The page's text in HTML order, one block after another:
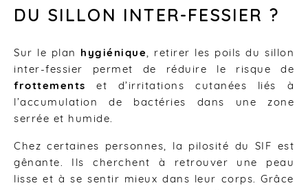
DU SILLON INTER-FESSIER ?
Sur le plan hygiénique, retirer les poils du sillon
inter-fessier permet de réduire le risque de
frottements et d’irritations cutanées liés à
l’accumulation de bactéries dans une zone
serrée et humide.
Chez certaines personnes, la pilosité du SIF est
gênante. Ils cherchent à retrouver une peau
lisse et à se sentir mieux dans leur corps. Grâce